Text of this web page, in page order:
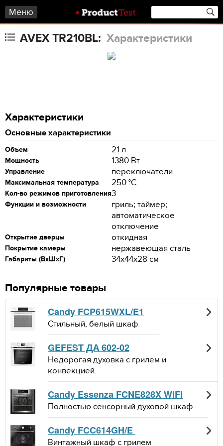
Меню
AVEX TR210BL: Характеристики
Характеристики
Основные характеристики
Объем 21 л
Мощность 1380 Вт
Управление переключатели
Максимальная температура 250 °C
Кол-во режимов приготовления3
Функции и возможности
гриль; таймер;
автоматическое
отключение
Открытие дверцы откидная
Покрытие камеры нержавеющая сталь
Габариты (ВхШхГ) 34x44x28 см
Популярные товары
Candy FCP615WXL/E1
Стильный, белый шкаф
GEFEST ДА 602-02
Недорогая духовка с грилем и
конвекцией.
Candy Essenza FCNE828X WIFI
Полностью сенсорный духовой шкаф
Candy FCC614GH/E
Винтажный шкаф с грилем